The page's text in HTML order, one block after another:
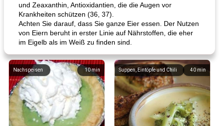
und Zeaxanthin, Antioxidantien, die die Augen vor
Krankheiten schützen (36, 37).
Achten Sie darauf, dass Sie ganze Eier essen. Der Nutzen
von Eiern beruht in erster Linie auf Nährstoffen, die eher
im Eigelb als im Weiß zu finden sind.
10min
Nachspeisen 40 min
Suppen, Eintöpfe und Chili